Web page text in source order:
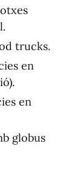
trucks.
en
en
globus